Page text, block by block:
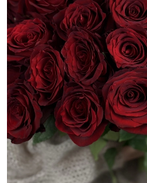
кнопку "Выбрать".